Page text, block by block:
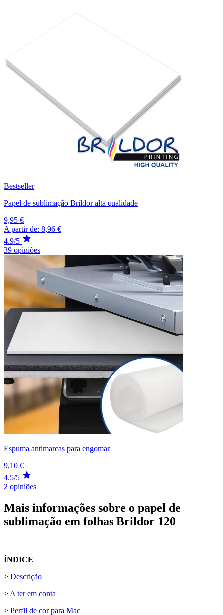
Bestseller
Papel de sublimação Brildor alta qualidade
9,95 €
A partir de: 8,96 €
4.9/5
39 opiniões
Espuma antimarcas para engomar
9,10 €
4.5/5
2 opiniões
Mais informações sobre o papel de
sublimação em folhas Brildor 120
ÍNDICE
> Descrição
> A ter em conta
> Perfil de cor para Mac